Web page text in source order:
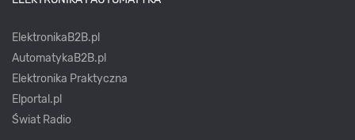
ElektronikaB2B.pl
AutomatykaB2B.pl
Elektronika Praktyczna
Elportal.pl
Świat Radio